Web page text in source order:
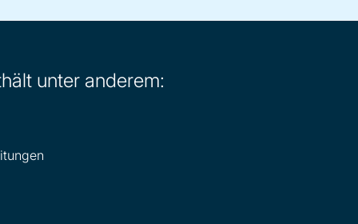
unter anderem: